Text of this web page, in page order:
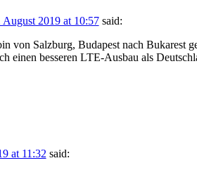
August 2019 at 10:57 said:
von Salzburg, Budapest nach
einen besseren LTE-Ausbau als
at 11:32 said: